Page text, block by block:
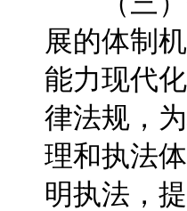
展的体制
能力现代
律法规，
理和执法
明执法，